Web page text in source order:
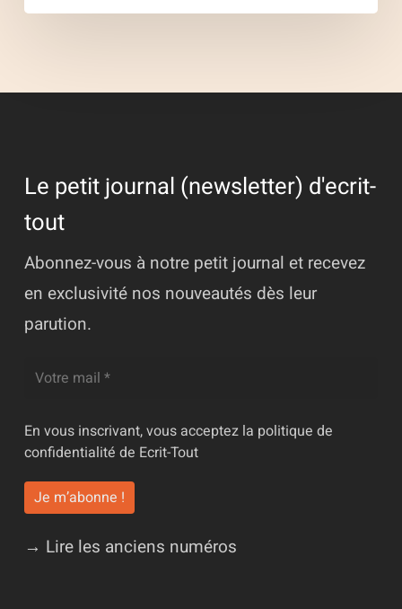
Le petit journal (newsletter) d'ecrit-
tout
Abonnez-vous à notre petit journal et recevez
en exclusivité nos nouveautés dès leur
parution.
En vous inscrivant, vous acceptez la politique de
confidentialité de Ecrit-Tout
→ Lire les anciens numéros